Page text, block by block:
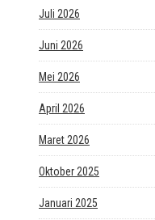
Juli 2026
Juni 2026
Mei 2026
April 2026
Maret 2026
Oktober 2025
Januari 2025